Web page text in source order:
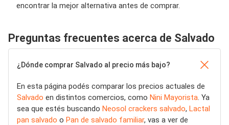
encontrar la mejor alternativa antes de comprar.
Preguntas frecuentes acerca de Salvado
¿Dónde comprar Salvado al precio más bajo?
En esta página podés comparar los precios actuales de
Salvado en distintos comercios, como Nini Mayorista . Ya
sea que estés buscando Neosol crackers salvado, Lactal
pan salvado o Pan de salvado familiar, vas a ver de